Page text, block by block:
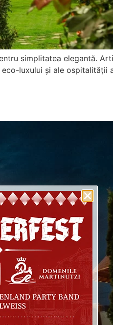
simplitatea elegantă.
luxului și ale ospitalității